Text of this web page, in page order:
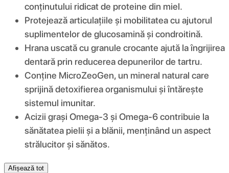
conținutului ridicat de proteine din miel.
Protejează articulațiile și mobilitatea cu ajutorul
suplimentelor de glucosamină și condroitină.
Hrana uscată cu granule crocante ajută la îngrijirea
dentară prin reducerea depunerilor de tartru.
Conține MicroZeoGen, un mineral natural care
sprijină detoxifierea organismului și întărește
sistemul imunitar.
Acizii grași Omega-3 și Omega-6 contribuie la
sănătatea pielii și a blănii, menținând un aspect
strălucitor și sănătos.
Afișează tot